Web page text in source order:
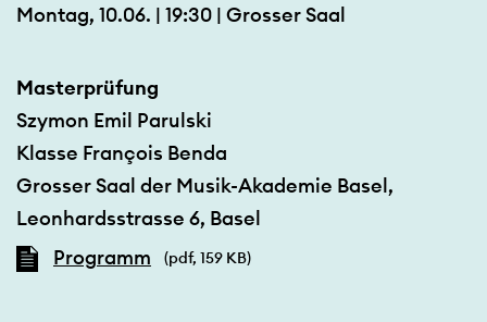
Montag, 10.06. | 19:30 | Grosser Saal
Masterprüfung
Szymon Emil Parulski
Klasse François Benda
Grosser Saal der Musik-Akademie Basel,
Leonhardsstrasse 6, Basel
Programm
(pdf, 159 KB)